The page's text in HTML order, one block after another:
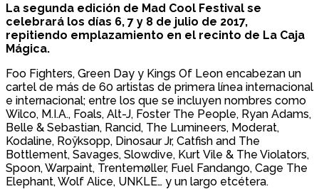
La segunda edición de Mad Cool Festival se
celebrará los días 6, 7 y 8 de julio de 2017,
repitiendo emplazamiento en el recinto de La Caja
Mágica.
Foo Fighters, Green Day y Kings Of Leon encabezan un
cartel de más de 60 artistas de primera línea internacional
e internacional; entre los que se incluyen nombres como
Wilco, M.I.A., Foals, Alt-J, Foster The People, Ryan Adams,
Belle & Sebastian, Rancid, The Lumineers, Moderat,
Kodaline, Roÿksopp, Dinosaur Jr, Catfish and The
Bottlement, Savages, Slowdive, Kurt Vile & The Violators,
Spoon, Warpaint, Trentemøller, Fuel Fandango, Cage The
Elephant, Wolf Alice, UNKLE… y un largo etcétera.